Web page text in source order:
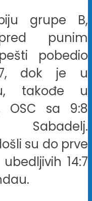
grupe B,
punim
pobedio
dok je u
takođe u
OSC sa 9:8
Sabadelj.
su do prve
14:7